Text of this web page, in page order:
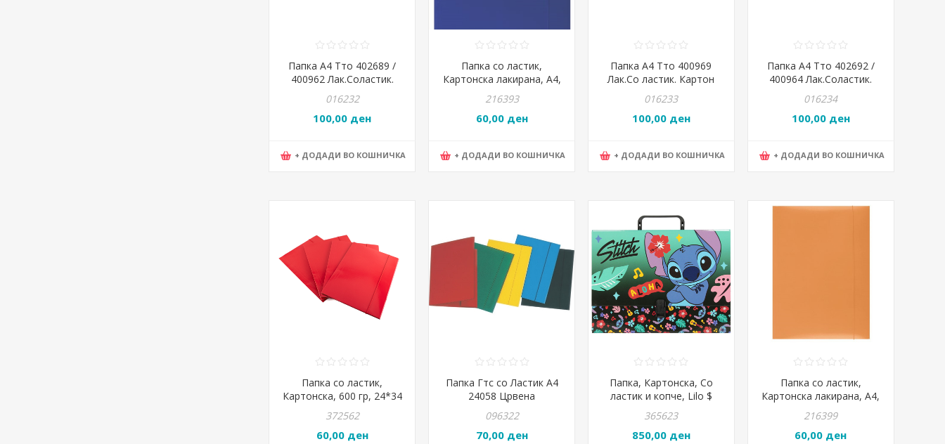
Папка А4 Тто 402689 /
400962 Лак.Соластик.
016232
100,00 ден
+ ДОДАДИ ВО КОШНИЧКА
Папка со ластик,
Картонска лакирана, А4,
КЛЕО, Сина
216393
60,00 ден
+ ДОДАДИ ВО КОШНИЧКА
Папка А4 Тто 400969
Лак.Со ластик. Картон
016233
100,00 ден
+ ДОДАДИ ВО КОШНИЧКА
Папка А4 Тто 402692 /
400964 Лак.Соластик.
016234
100,00 ден
+ ДОДАДИ ВО КОШНИЧКА
Папка со ластик,
Картонска, 600 гр, 24*34
цм , BG Office, XL,
02268458, Црвена
372562
60,00 ден
Папка Гтс со Ластик А4
24058 Црвена
096322
70,00 ден
Папка, Картонска, Со
ластик и копче, Lilo $
Stitch,Mjw,
5903235686535,
32*25*9цм
365623
850,00 ден
Папка со ластик,
Картонска лакирана, А4,
300 гр., PBS, 21191131-
07,КЛЕО,Портокал
216399
60,00 ден